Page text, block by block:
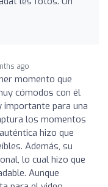
ago
momento que
cómodos con él
importante para una
los momentos
hizo que
Además, su
lo cual hizo que
Aunque